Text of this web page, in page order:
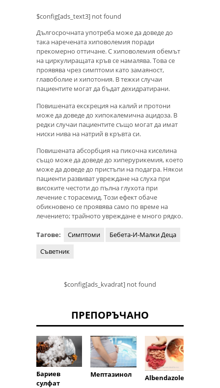
$config[ads_text3] not found
Дългосрочната употреба може да доведе до
така наречената хиповолемия поради
прекомерно оттичане. С хиповолемия обемът
на циркулиращата кръв се намалява. Това се
проявява чрез симптоми като замаяност,
главоболие и хипотония. В тежки случаи
пациентите могат да бъдат дехидратирани.
Повишената екскреция на калий и протони
може да доведе до хипокалемична ацидоза. В
редки случаи пациентите също могат да имат
ниски нива на натрий в кръвта си.
Повишената абсорбция на пикочна киселина
също може да доведе до хиперурикемия, което
може да доведе до пристъпи на подагра. Някои
пациенти развиват увреждане на слуха при
високите честоти до пълна глухота при
лечение с торасемид. Този ефект обаче
обикновено се проявява само по време на
лечението; трайното увреждане е много рядко.
Тагове: Симптоми
Бебета-И-Малки Деца
Съветник
$config[ads_kvadrat] not found
ПРЕПОРЪЧАНО
Бариев
сулфат
Мептазинол Albendazole